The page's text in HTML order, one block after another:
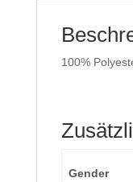
100%
Gender